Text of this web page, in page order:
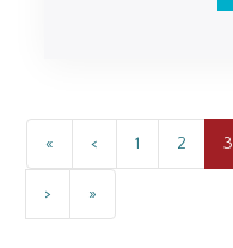
« < 1 2 3
> »